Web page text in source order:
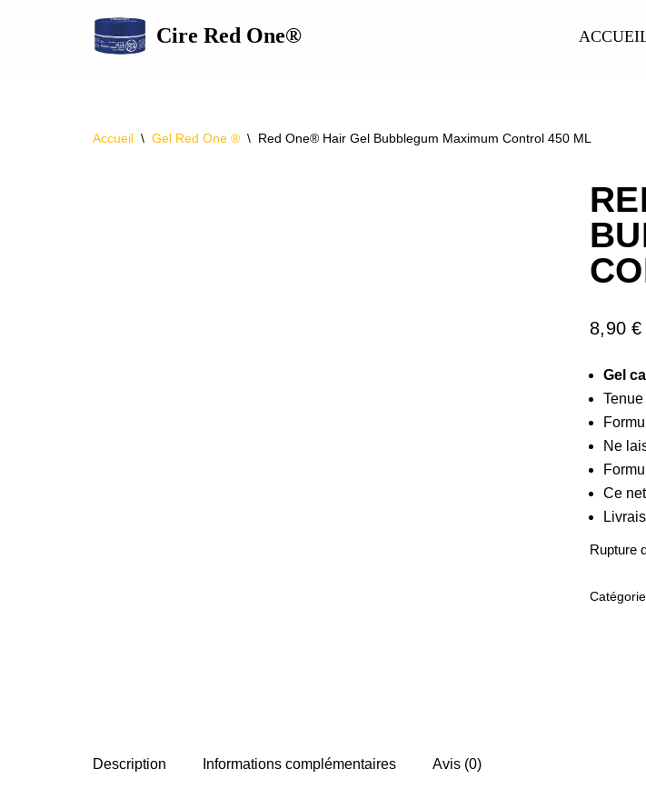
Cire Red One®
Accueil \ Gel Red One ® \ Red One® Hair Gel Bubblegum Maximum Control 450 ML
8,90€
Gel
Ne
Ce
Rupture
Description Informations complémentaires Avis (0)